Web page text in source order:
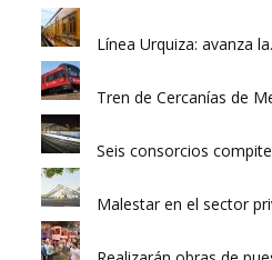
Línea Urquiza: avanza
Tren de Cercanías de
Seis consorcios
Malestar en el sector